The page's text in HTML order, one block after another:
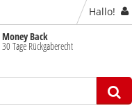
Hallo!
Money Back
30 Tage Rückgaberecht